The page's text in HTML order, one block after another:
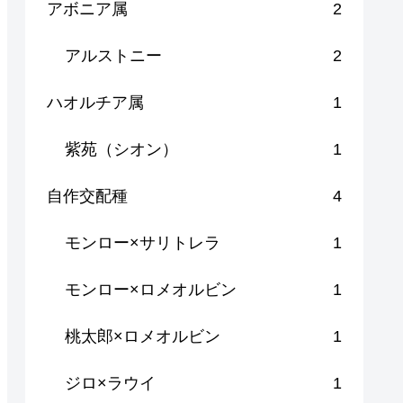
アボニア属 2
アルストニー 2
ハオルチア属 1
紫苑（シオン） 1
自作交配種 4
モンロー×サリトレラ 1
モンロー×ロメオルビン 1
桃太郎×ロメオルビン 1
ジロ×ラウイ 1